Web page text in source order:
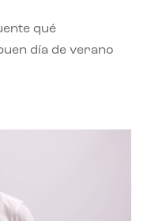
qué
día de verano